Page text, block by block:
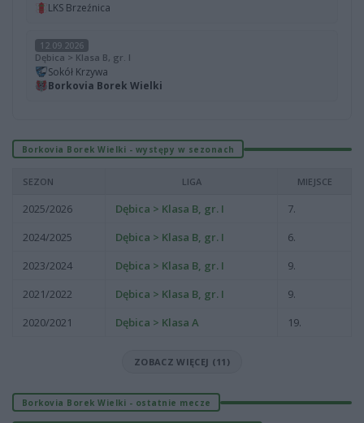
LKS Brzeźnica
12.09.2026
Dębica > Klasa B, gr. I
Sokół Krzywa
Borkovia Borek Wielki
Borkovia Borek Wielki - występy w sezonach
SEZON LIGA MIEJSCE
2025/2026 Dębica > Klasa B, gr. I
7.
2024/2025
Dębica > Klasa B, gr. I
6.
2023/2024
Dębica > Klasa B, gr. I
9.
2021/2022
Dębica > Klasa B, gr. I
9.
2020/2021
Dębica > Klasa A 19.
ZOBACZ WIĘCEJ (11)
Borkovia Borek Wielki - ostatnie mecze